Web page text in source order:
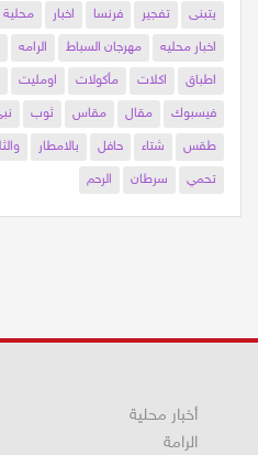
يتبنى
تفجير فرنسا اخبار محلية
اخبار محليه
مهرجان السباط الرامه
اطباق
اكلات مأكولات اومليت
فيسبوك
مقال مقاس ثوب
طقس
شتاء حافل بالامطار
تحمي
سرطان الرحم
أخبار محلية
الرامة